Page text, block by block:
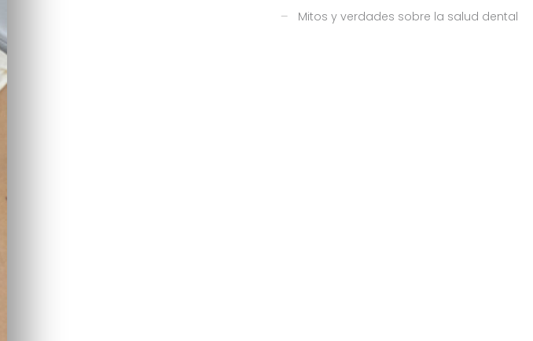
Mitos y verdades sobre la salud dental